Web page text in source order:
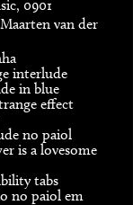
0901
van der
interlude
in blue
effect
no paiol
is a lovesome
tabs
no paiol em